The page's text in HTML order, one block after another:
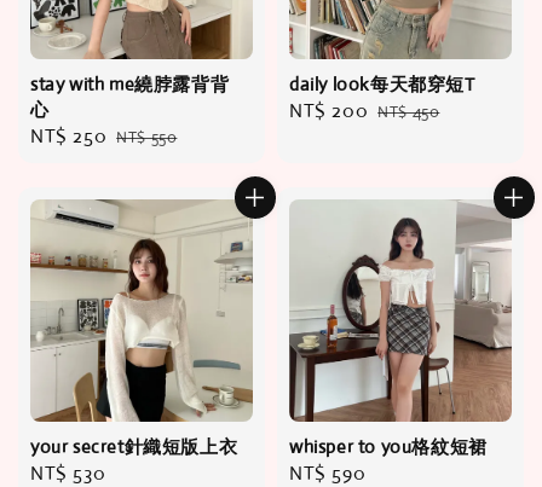
stay with me繞脖露背背
心
Sale
NT$ 250 Regular
NT$ 550
daily look每天都穿短T
Sale
NT$ 200 Regular
NT$ 450
your secret針織短版上衣
Regular
NT$ 530
whisper to you格紋短裙
Regular
NT$ 590